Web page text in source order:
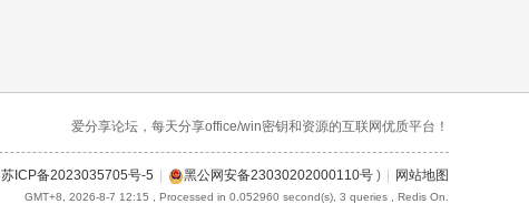
爱分享论坛，每天分享office/win密钥和资源的互联网优质平台！
苏ICP备2023035705号-5 黑公网安备23030202000110号 ) 网站地图
GMT+8, 2026-8-7 12:15 , Processed in 0.052960 second(s), 3 queries , Redis On.